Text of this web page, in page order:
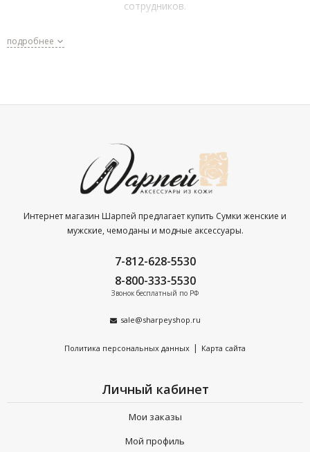
сотрудников.
Мы создаём комфортный канал поставки аксессуаров и
Почему более 70% мужчин доверяют заботу о своем
Широкий ассортимент и проверенные бренды — к
примеру Braun Buffel, Petek, DUDU, Grand и Sergio
Valentini.
100% соответствие международным стандартам
качества. Наличие сертификатов на каждую товарную
Продукция только из натуральной кожи — долгий срок
эксплуатации, безупречный вид даже при самом
Бесплатная доставка по Санкт-Петербургу при заказе от
4 000 р.
гарантию на весь ассортимент на 90 дней.
подробнее
Интернет магазин Шарпей предлагает купить Сумки женские и
мужские, чемоданы и модные аксессуары.
7-812-628-5530
8-800-333-5530
Звонок бесплатный по РФ
sale@sharpeyshop.ru
Политика персональных данных | Карта сайта
Личный кабинет
Мои заказы
Мой профиль